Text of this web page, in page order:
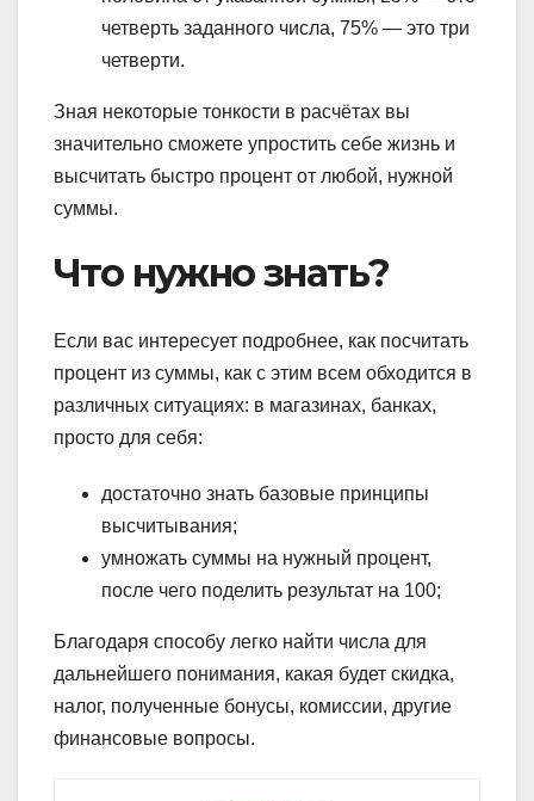
четверть заданного числа, 75% — это три
четверти.
Зная некоторые тонкости в расчётах вы
значительно сможете упростить себе жизнь и
высчитать быстро процент от любой, нужной
суммы.
Что нужно знать?
Если вас интересует подробнее, как посчитать
процент из суммы, как с этим всем обходится в
различных ситуациях: в магазинах, банках,
просто для себя:
достаточно знать базовые принципы
высчитывания;
умножать суммы на нужный процент,
после чего поделить результат на 100;
Благодаря способу легко найти числа для
дальнейшего понимания, какая будет скидка,
налог, полученные бонусы, комиссии, другие
финансовые вопросы.